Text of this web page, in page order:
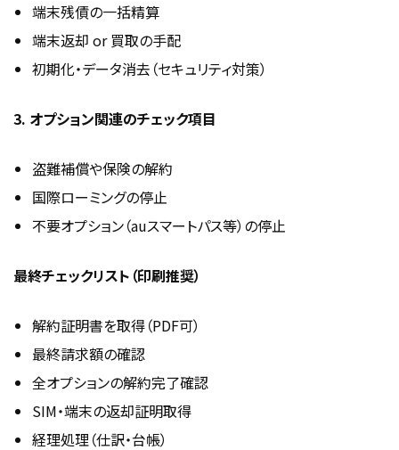
端末残債の一括精算
端末返却 or 買取の手配
初期化・データ消去（セキュリティ対策）
3. オプション関連のチェック項目
盗難補償や保険の解約
国際ローミングの停止
不要オプション（auスマートパス等）の停止
最終チェックリスト（印刷推奨）
解約証明書を取得（PDF可）
最終請求額の確認
全オプションの解約完了確認
SIM・端末の返却証明取得
経理処理（仕訳・台帳）